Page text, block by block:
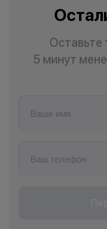
Оставьте
5 минут